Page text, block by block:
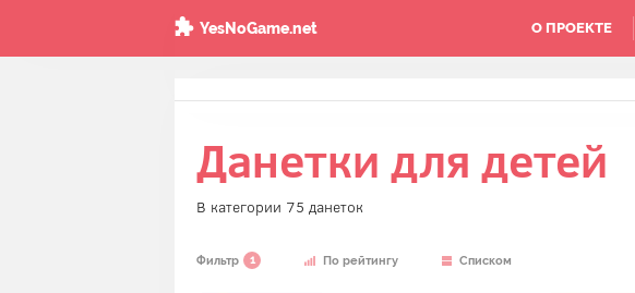
О ПРОЕКТЕ
YesNoGame.net
Данетки для детей
В категории 75 данеток
Фильтр 1 По рейтингу Списком